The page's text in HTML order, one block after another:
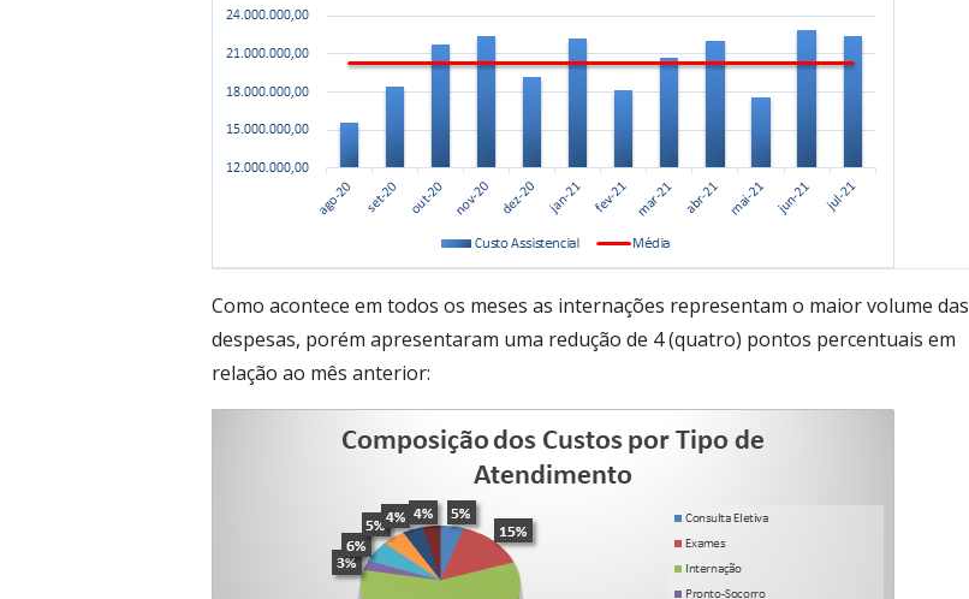
Como acontece em todos os meses as internações representam o maior volume das
despesas, porém apresentaram uma redução de 4 (quatro) pontos percentuais em
relação ao mês anterior: